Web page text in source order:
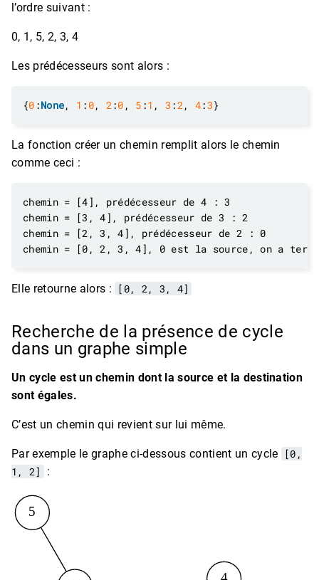
l’ordre suivant :
0, 1, 5, 2, 3, 4
Les prédécesseurs sont alors :
{0 :None, 1 : 0, 2:0 , 5 :1 , 3 :2, 4:3
La fonction créer un chemin remplit alors le chemin
comme ceci :
Elle retourne alors : [0, 2, 3, 4]
Recherche de la présence de cycle
dans un graphe simple
Un cycle est un chemin dont la source et la destination
sont égales.
C’est un chemin qui revient sur lui même.
Par exemple le graphe ci-dessous contient un cycle
[0,
1, 2]
: